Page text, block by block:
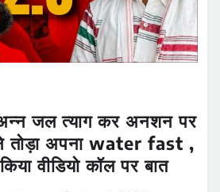
अन्न जल त्याग कर अनशन पर
तोड़ा अपना water fast ,
वीडियो कॉल पर बात